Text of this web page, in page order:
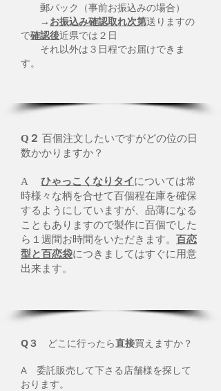
郵パック（事前お振込みの場合）
→ お振込み確認取れ次第送りますの
で確認後近県では２日
それ以外は３日程でお届けできま
す。
Q２ 百個注文したいですがどの位の日
数かかりますか？
A ひゃっこくなりタイについては常
時様々な柄を合せて百個程在庫を確保
するようにしていますが、品薄になる
こともありますので製作に百個でした
ら１週間お時間をいただきます。 百恋
型と百恋袋につきましてはすぐに用意
出来ます。
Q３ どこに行ったら直接買えますか？
A 委託販売して下さる店舗様を探して
おります。